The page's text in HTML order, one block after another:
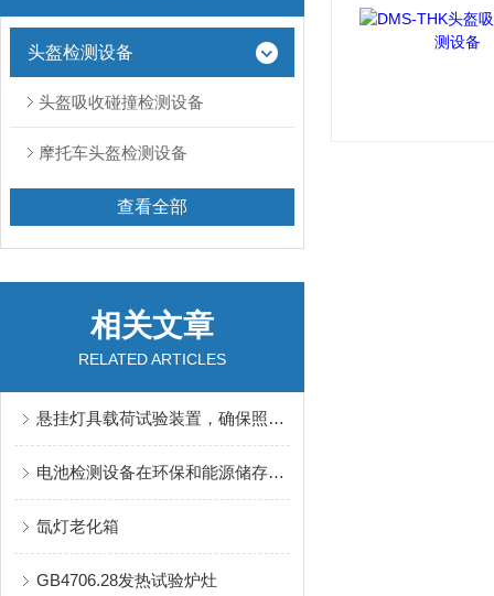
头盔检测设备
头盔吸收碰撞检测设备
摩托车头盔检测设备
查看全部
相关文章
RELATED ARTICLES
悬挂灯具载荷试验装置，确保照明设备的安全与稳固
电池检测设备在环保和能源储存领域的作用
氙灯老化箱
GB4706.28发热试验炉灶